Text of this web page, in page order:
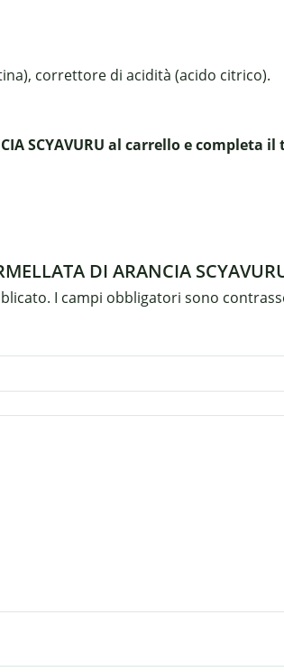
correttore di acidità (acido citrico).
SCYAVURU al carrello e completa
DI ARANCIA
I campi obbligatori sono